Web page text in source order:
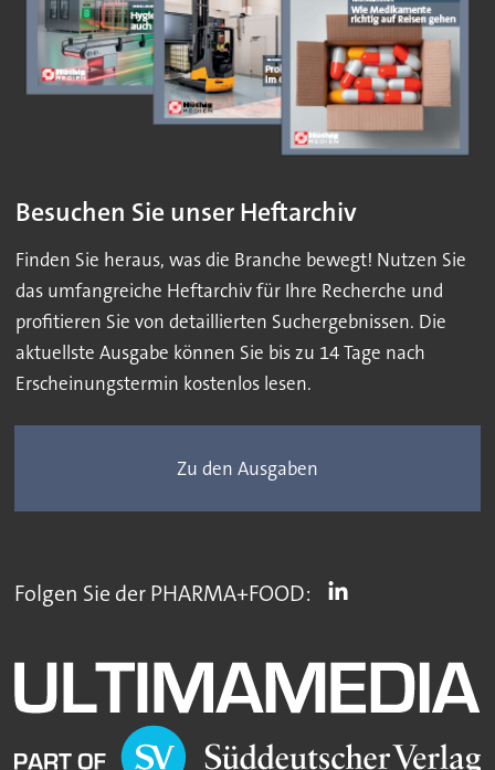
Besuchen Sie unser Heftarchiv
Finden Sie heraus, was die Branche bewegt! Nutzen Sie
das umfangreiche Heftarchiv für Ihre Recherche und
profitieren Sie von detaillierten Suchergebnissen. Die
aktuellste Ausgabe können Sie bis zu 14 Tage nach
Erscheinungstermin kostenlos lesen.
Zu den Ausgaben
Folgen Sie der PHARMA+FOOD: